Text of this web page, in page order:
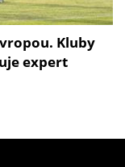
Kluby
expert